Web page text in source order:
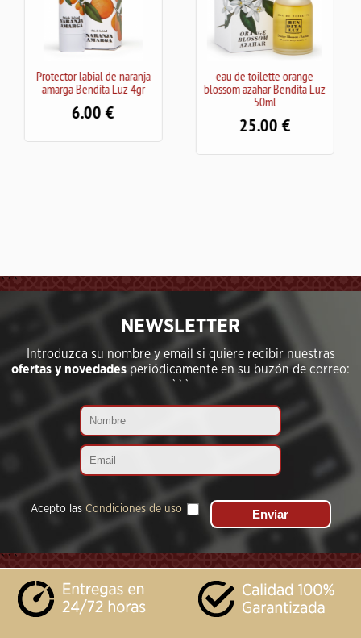
eau de toilette orange
blossom azahar Bendita Luz
25.00
Crema de Manos Azahar
BenditaLuz
```
NEWSLETTER
Introduzca su nombre y email si quiere recibir nuestras
ofertas y novedades periódicamente en su buzón de correo:
```
Acepto las Condiciones de uso
```